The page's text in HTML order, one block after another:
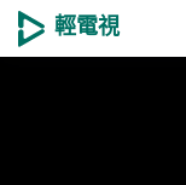
輕電視